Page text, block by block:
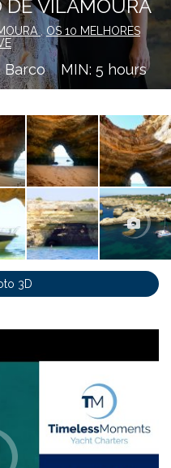
DE VILAMOURA
OS 10 MELHORES
Barco MIN: 5 hours
3D